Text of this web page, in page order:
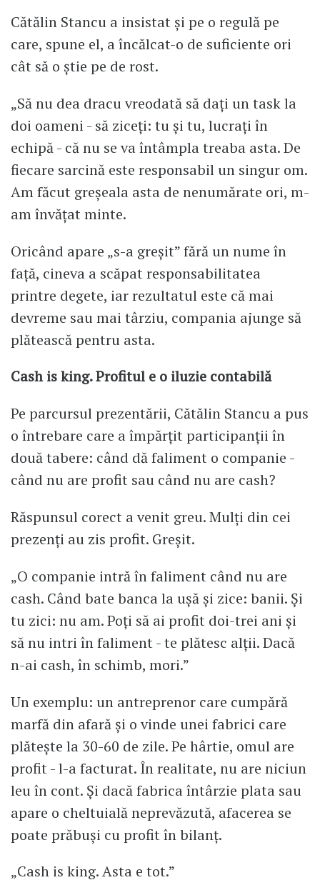
Cătălin Stancu a insistat și pe o regulă pe
care, spune el, a încălcat-o de suficiente ori
cât să o știe pe de rost.
„Să nu dea dracu vreodată să dați un task la
doi oameni - să ziceți: tu și tu, lucrați în
echipă - că nu se va întâmpla treaba asta. De
fiecare sarcină este responsabil un singur om.
Am făcut greșeala asta de nenumărate ori, m-
am învățat minte.
Oricând apare „s-a greșit” fără un nume în
față, cineva a scăpat responsabilitatea
printre degete, iar rezultatul este că mai
devreme sau mai târziu, compania ajunge să
plătească pentru asta.
Cash is king. Profitul e o iluzie contabilă
Pe parcursul prezentării, Cătălin Stancu a pus
o întrebare care a împărțit participanții în
două tabere: când dă faliment o companie -
când nu are profit sau când nu are cash?
Răspunsul corect a venit greu. Mulți din cei
prezenți au zis profit. Greșit.
„O companie intră în faliment când nu are
cash. Când bate banca la ușă și zice: banii. Și
tu zici: nu am. Poți să ai profit doi-trei ani și
să nu intri în faliment - te plătesc alții. Dacă
n-ai cash, în schimb, mori.”
Un exemplu: un antreprenor care cumpără
marfă din afară și o vinde unei fabrici care
plătește la 30-60 de zile. Pe hârtie, omul are
profit - l-a facturat. În realitate, nu are niciun
leu în cont. Și dacă fabrica întârzie plata sau
apare o cheltuială neprevăzută, afacerea se
poate prăbuși cu profit în bilanț.
„Cash is king. Asta e tot.”